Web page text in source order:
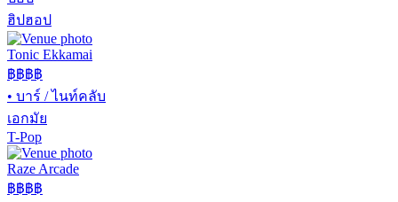
ฮิปฮอป
Tonic Ekkamai
฿฿฿฿
• บาร์ / ไนท์คลับ
เอกมัย
T-Pop
Raze Arcade
฿฿฿฿